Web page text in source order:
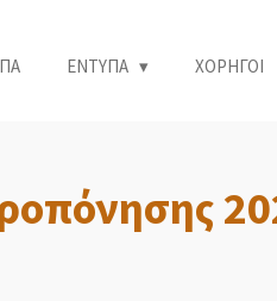
ΕΝΤΥΠΑ ΧΟΡΗΓΟΙ